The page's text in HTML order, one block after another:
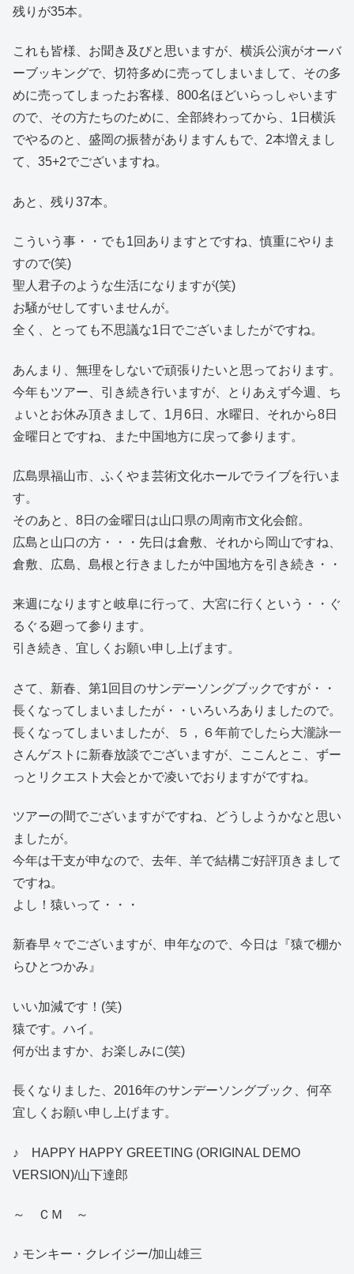
残りが35本。
これも皆様、お聞き及びと思いますが、横浜公演がオーバ
ーブッキングで、切符多めに売ってしまいまして、その多
めに売ってしまったお客様、800名ほどいらっしゃいます
ので、その方たちのために、全部終わってから、1日横浜
でやるのと、盛岡の振替がありますんもで、2本増えまし
て、35+2でございますね。
あと、残り37本。
こういう事・・でも1回ありますとですね、慎重にやりま
すので(笑)
聖人君子のような生活になりますが(笑)
お騒がせしてすいませんが。
全く、とっても不思議な1日でございましたがですね。
あんまり、無理をしないで頑張りたいと思っております。
今年もツアー、引き続き行いますが、とりあえず今週、ち
ょいとお休み頂きまして、1月6日、水曜日、それから8日
金曜日とですね、また中国地方に戻って参ります。
広島県福山市、ふくやま芸術文化ホールでライブを行いま
す。
そのあと、8日の金曜日は山口県の周南市文化会館。
広島と山口の方・・・先日は倉敷、それから岡山ですね、
倉敷、広島、島根と行きましたが中国地方を引き続き・・
来週になりますと岐阜に行って、大宮に行くという・・ぐ
るぐる廻って参ります。
引き続き、宜しくお願い申し上げます。
さて、新春、第1回目のサンデーソングブックですが・・
長くなってしまいましたが・・いろいろありましたので。
長くなってしまいましたが、５，６年前でしたら大瀧詠一
さんゲストに新春放談でございますが、ここんとこ、ずー
っとリクエスト大会とかで凌いでおりますがですね。
ツアーの間でございますがですね、どうしようかなと思い
ましたが。
今年は干支が申なので、去年、羊で結構ご好評頂きまして
ですね。
よし！猿いって・・・
新春早々でございますが、申年なので、今日は『猿で棚か
らひとつかみ』
いい加減です！(笑)
猿です。ハイ。
何が出ますか、お楽しみに(笑)
長くなりました、2016年のサンデーソングブック、何卒
宜しくお願い申し上げます。
♪ HAPPY HAPPY GREETING (ORIGINAL DEMO
VERSION)/山下達郎
～ ＣＭ ～
♪ モンキー・クレイジー/加山雄三